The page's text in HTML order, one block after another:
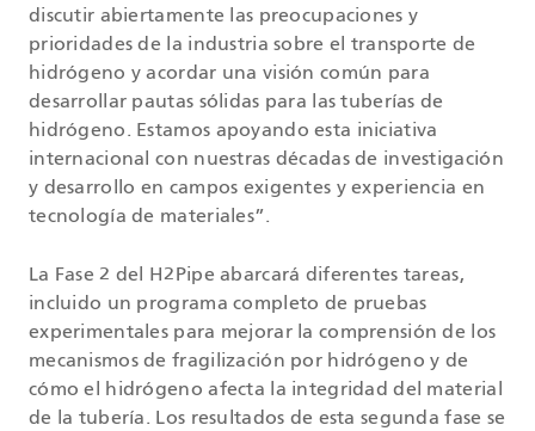
discutir abiertamente las preocupaciones y
prioridades de la industria sobre el transporte de
hidrógeno y acordar una visión común para
desarrollar pautas sólidas para las tuberías de
hidrógeno. Estamos apoyando esta iniciativa
internacional con nuestras décadas de investigación
y desarrollo en campos exigentes y experiencia en
tecnología de materiales”.
La Fase 2 del H2Pipe abarcará diferentes tareas,
incluido un programa completo de pruebas
experimentales para mejorar la comprensión de los
mecanismos de fragilización por hidrógeno y de
cómo el hidrógeno afecta la integridad del material
de la tubería. Los resultados de esta segunda fase se